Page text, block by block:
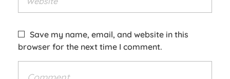
Save my name, email, and website in this
browser for the next time I comment.